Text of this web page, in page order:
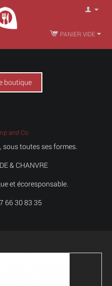
PANIER VIDE
boutique
and Co
sous toutes ses formes.
& CHANVRE
et écoresponsable.
66 30 83 35